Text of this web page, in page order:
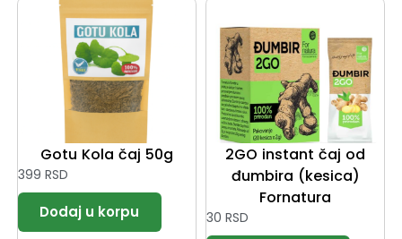
Gotu Kola čaj 50g
399 RSD
2GO instant čaj od
đumbira (kesica)
Fornatura
30 RSD